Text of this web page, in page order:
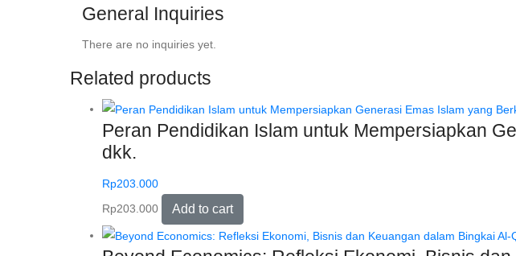
General Inquiries
There are no inquiries yet.
Related products
Peran Pendidikan Islam untuk Mempersiapkan
dkk.
Rp203.000
Rp203.000 Add to cart